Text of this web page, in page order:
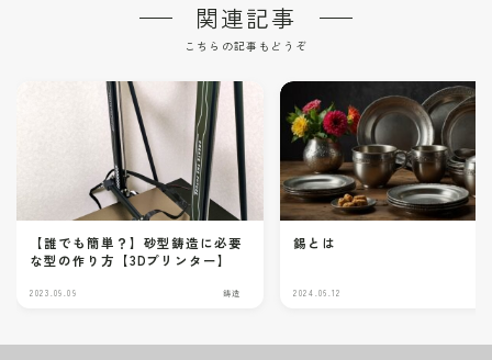
関連記事
こちらの記事もどうぞ
【誰でも簡単？】砂型鋳造に必要
な型の作り方【3Dプリンター】
2023.09.09 鋳造
錫とは
2024.06.12